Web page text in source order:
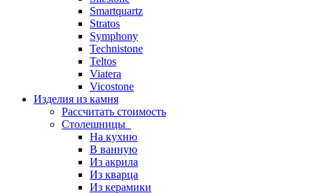
Smartquartz
Stratos
Symphony
Technistone
Teltos
Viatera
Vicostone
Изделия из камня
Рассчитать стоимость
Столешницы
На кухню
В ванную
Из акрила
Из кварца
Из керамики